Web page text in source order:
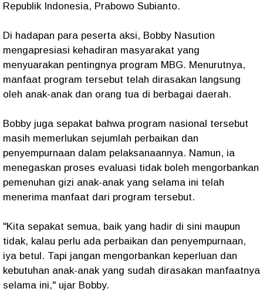
Republik Indonesia, Prabowo Subianto.
Di hadapan para peserta aksi, Bobby Nasution
mengapresiasi kehadiran masyarakat yang
menyuarakan pentingnya program MBG. Menurutnya,
manfaat program tersebut telah dirasakan langsung
oleh anak-anak dan orang tua di berbagai daerah.
Bobby juga sepakat bahwa program nasional tersebut
masih memerlukan sejumlah perbaikan dan
penyempurnaan dalam pelaksanaannya. Namun, ia
menegaskan proses evaluasi tidak boleh mengorbankan
pemenuhan gizi anak-anak yang selama ini telah
menerima manfaat dari program tersebut.
"Kita sepakat semua, baik yang hadir di sini maupun
tidak, kalau perlu ada perbaikan dan penyempurnaan,
iya betul. Tapi jangan mengorbankan keperluan dan
kebutuhan anak-anak yang sudah dirasakan manfaatnya
selama ini," ujar Bobby.